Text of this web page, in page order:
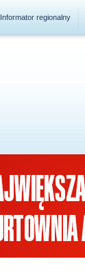
Informator regionalny